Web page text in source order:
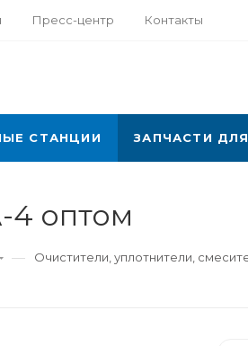
Пресс-центр Контакты
СТАНЦИИ ЗАПЧАСТИ
4 оптом
— Очистители, уплотнители,